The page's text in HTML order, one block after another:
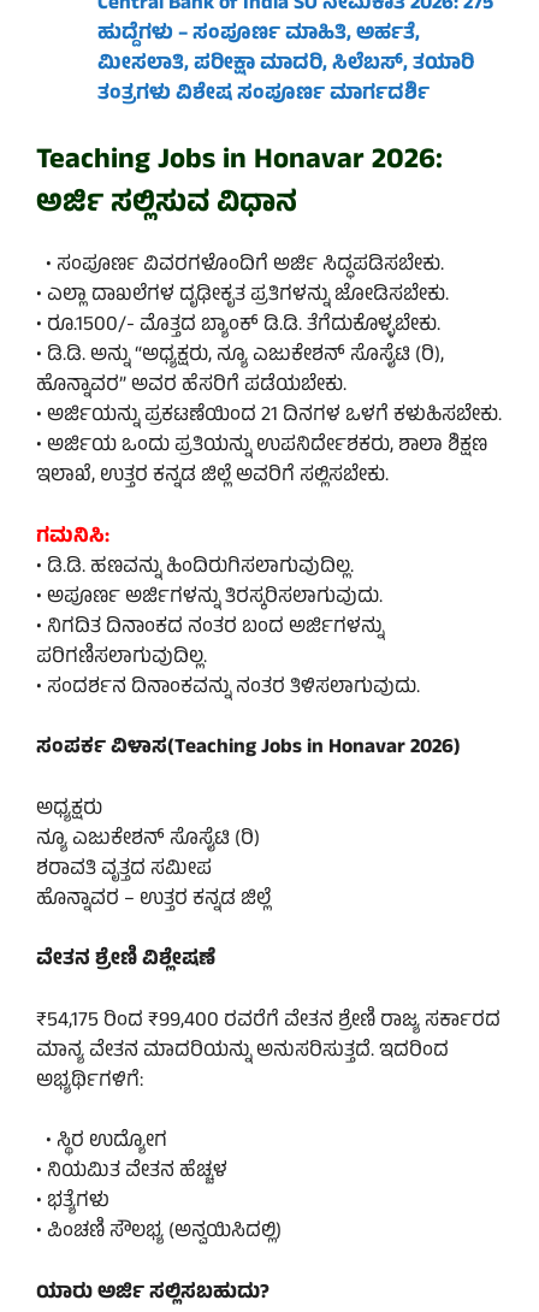
ಹುದ್ದೆಗಳು – ಸಂಪೂರ್ಣ ಮಾಹಿತಿ, ಅರ್ಹತೆ,
ಮೀಸಲಾತಿ, ಪರೀಕ್ಷಾ ಮಾದರಿ, ಸಿಲೆಬಸ್, ತಯಾರಿ
ತಂತ್ರಗಳು ವಿಶೇಷ ಸಂಪೂರ್ಣ ಮಾರ್ಗದರ್ಶಿ
Teaching Jobs in Honavar 2026:
ಅರ್ಜಿ ಸಲ್ಲಿಸುವ ವಿಧಾನ
• ಸಂಪೂರ್ಣ ವಿವರಗಳೊಂದಿಗೆ ಅರ್ಜಿ ಸಿದ್ಧಪಡಿಸಬೇಕು.
• ಎಲ್ಲಾ ದಾಖಲೆಗಳ ದೃಢೀಕೃತ ಪ್ರತಿಗಳನ್ನು ಜೋಡಿಸಬೇಕು.
• ರೂ.1500/- ಮೊತ್ತದ ಬ್ಯಾಂಕ್ ಡಿ.ಡಿ. ತೆಗೆದುಕೊಳ್ಳಬೇಕು.
• ಡಿ.ಡಿ. ಅನ್ನು “ಅಧ್ಯಕ್ಷರು, ನ್ಯೂ ಎಜುಕೇಶನ್ ಸೊಸೈಟಿ (ರಿ),
ಹೊನ್ನಾವರ” ಅವರ ಹೆಸರಿಗೆ ಪಡೆಯಬೇಕು.
• ಅರ್ಜಿಯನ್ನು ಪ್ರಕಟಣೆಯಿಂದ 21 ದಿನಗಳ ಒಳಗೆ ಕಳುಹಿಸಬೇಕು.
• ಅರ್ಜಿಯ ಒಂದು ಪ್ರತಿಯನ್ನು ಉಪನಿರ್ದೇಶಕರು, ಶಾಲಾ ಶಿಕ್ಷಣ
ಇಲಾಖೆ, ಉತ್ತರ ಕನ್ನಡ ಜಿಲ್ಲೆ ಅವರಿಗೆ ಸಲ್ಲಿಸಬೇಕು.
ಗಮನಿಸಿ:
• ಡಿ.ಡಿ. ಹಣವನ್ನು ಹಿಂದಿರುಗಿಸಲಾಗುವುದಿಲ್ಲ.
• ಅಪೂರ್ಣ ಅರ್ಜಿಗಳನ್ನು ತಿರಸ್ಕರಿಸಲಾಗುವುದು.
• ನಿಗದಿತ ದಿನಾಂಕದ ನಂತರ ಬಂದ ಅರ್ಜಿಗಳನ್ನು
ಪರಿಗಣಿಸಲಾಗುವುದಿಲ್ಲ.
• ಸಂದರ್ಶನ ದಿನಾಂಕವನ್ನು ನಂತರ ತಿಳಿಸಲಾಗುವುದು.
ಸಂಪರ್ಕ ವಿಳಾಸ(Teaching Jobs in Honavar 2026)
ಅಧ್ಯಕ್ಷರು
ನ್ಯೂ ಎಜುಕೇಶನ್ ಸೊಸೈಟಿ (ರಿ)
ಶರಾವತಿ ವೃತ್ತದ ಸಮೀಪ
ಹೊನ್ನಾವರ – ಉತ್ತರ ಕನ್ನಡ ಜಿಲ್ಲೆ
ವೇತನ ಶ್ರೇಣಿ ವಿಶ್ಲೇಷಣೆ
₹54,175 ರಿಂದ ₹99,400 ರವರೆಗೆ ವೇತನ ಶ್ರೇಣಿ ರಾಜ್ಯ ಸರ್ಕಾರದ
ಮಾನ್ಯ ವೇತನ ಮಾದರಿಯನ್ನು ಅನುಸರಿಸುತ್ತದೆ. ಇದರಿಂದ
ಅಭ್ಯರ್ಥಿಗಳಿಗೆ:
• ಸ್ಥಿರ ಉದ್ಯೋಗ
• ನಿಯಮಿತ ವೇತನ ಹೆಚ್ಚಳ
• ಭತ್ಯೆಗಳು
• ಪಿಂಚಣಿ ಸೌಲಭ್ಯ (ಅನ್ವಯಿಸಿದಲ್ಲಿ)
ಯಾರು ಅರ್ಜಿ ಸಲ್ಲಿಸಬಹುದು?